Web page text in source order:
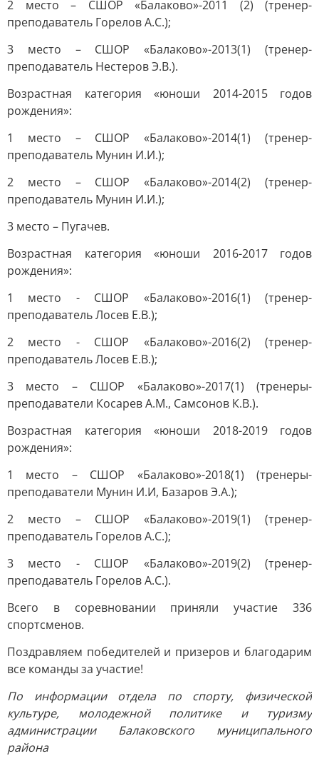
2 место – СШОР «Балаково»-2011 (2) (тренер-
преподаватель Горелов А.С.);
3 место – СШОР «Балаково»-2013(1) (тренер-
преподаватель Нестеров Э.В.).
Возрастная категория «юноши 2014-2015 годов
рождения»:
1 место – СШОР «Балаково»-2014(1) (тренер-
преподаватель Мунин И.И.);
2 место – СШОР «Балаково»-2014(2) (тренер-
преподаватель Мунин И.И.);
3 место – Пугачев.
Возрастная категория «юноши 2016-2017 годов
рождения»:
1 место - СШОР «Балаково»-2016(1) (тренер-
преподаватель Лосев Е.В.);
2 место - СШОР «Балаково»-2016(2) (тренер-
преподаватель Лосев Е.В.);
3 место – СШОР «Балаково»-2017(1) (тренеры-
преподаватели Косарев А.М., Самсонов К.В.).
Возрастная категория «юноши 2018-2019 годов
рождения»:
1 место – СШОР «Балаково»-2018(1) (тренеры-
преподаватели Мунин И.И, Базаров Э.А.);
2 место – СШОР «Балаково»-2019(1) (тренер-
преподаватель Горелов А.С.);
3 место - СШОР «Балаково»-2019(2) (тренер-
преподаватель Горелов А.С.).
Всего в соревновании приняли участие 336
спортсменов.
Поздравляем победителей и призеров и благодарим
все команды за участие!
По информации отдела по спорту, физической
культуре, молодежной политике и туризму
администрации Балаковского муниципального
района